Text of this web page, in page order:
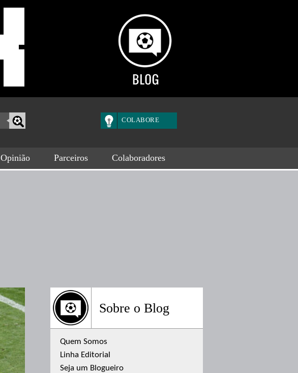
COLABORE
Opinião Parceiros Colaboradores
Sobre o Blog
Quem Somos
Linha Editorial
Seja um Blogueiro